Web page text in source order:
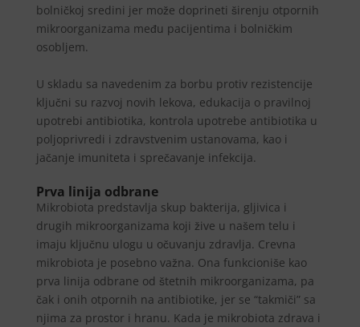
bolničkoj sredini jer može doprineti širenju otpornih
mikroorganizama među pacijentima i bolničkim
osobljem.
U skladu sa navedenim za borbu protiv rezistencije
ključni su razvoj novih lekova, edukacija o pravilnoj
upotrebi antibiotika, kontrola upotrebe antibiotika u
poljoprivredi i zdravstvenim ustanovama, kao i
jačanje imuniteta i sprečavanje infekcija.
Prva linija odbrane
Mikrobiota predstavlja skup bakterija, gljivica i
drugih mikroorganizama koji žive u našem telu i
imaju ključnu ulogu u očuvanju zdravlja. Crevna
mikrobiota je posebno važna. Ona funkcioniše kao
prva linija odbrane od štetnih mikroorganizama, pa
čak i onih otpornih na antibiotike, jer se “takmiči” sa
njima za prostor i hranu. Kada je mikrobiota zdrava i